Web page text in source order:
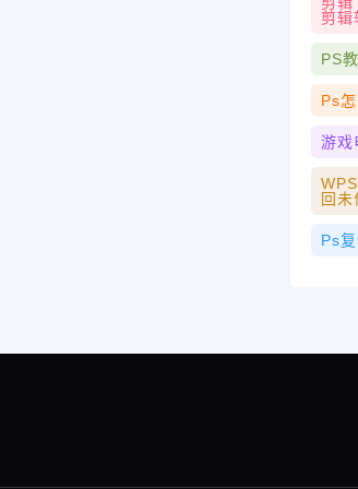
剪辑
PS
Ps
游戏
回
Ps